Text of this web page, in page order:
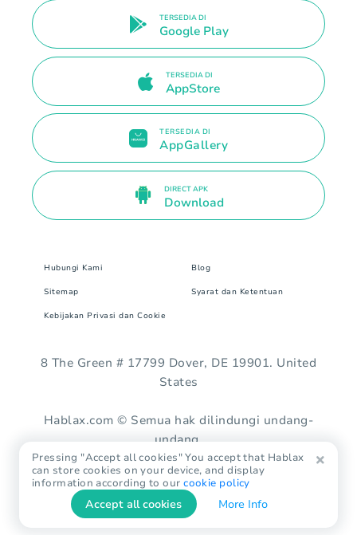
TERSEDIA DI
Google Play
TERSEDIA DI
AppStore
TERSEDIA DI
AppGallery
DIRECT APK
Download
Hubungi Kami Blog
Sitemap Syarat dan Ketentuan
Kebijakan Privasi dan Cookie
8 The Green # 17799 Dover, DE 19901. United
States
Hablax.com © Semua hak dilindungi undang-
undang.
Pressing "Accept all cookies" You accept that Hablax
can store cookies on your device, and display
information according to ourcookie policy
Accept all cookies More Info